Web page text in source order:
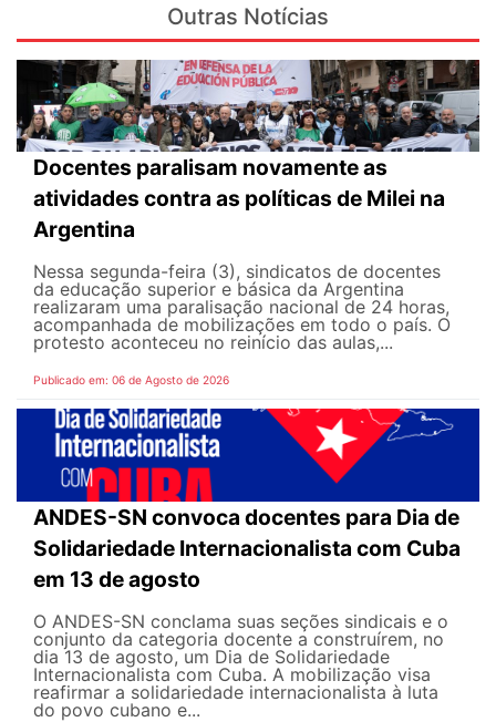
Outras Notícias
Docentes paralisam novamente as
atividades contra as políticas de Milei na
Argentina
Nessa segunda-feira (3), sindicatos de docentes
da educação superior e básica da Argentina
realizaram uma paralisação nacional de 24 horas,
acompanhada de mobilizações em todo o país. O
protesto aconteceu no reinício das aulas,...
Publicado em: 06 de Agosto de 2026
ANDES-SN convoca docentes para Dia de
Solidariedade Internacionalista com Cuba
em 13 de agosto
O ANDES-SN conclama suas seções sindicais e o
conjunto da categoria docente a construírem, no
dia 13 de agosto, um Dia de Solidariedade
Internacionalista com Cuba. A mobilização visa
reafirmar a solidariedade internacionalista à luta
do povo cubano e...